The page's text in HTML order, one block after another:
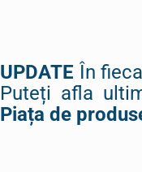
UPDATE În
Puteți afla
Piața de